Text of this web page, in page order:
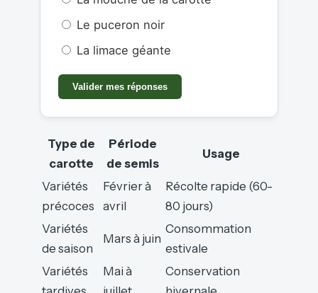
Le puceron noir
La limace géante
Valider mes réponses
Type de
carotte
Période
de semis
Usage
Variétés
précoces
Février à
avril
Récolte rapide (60-
80 jours)
Variétés
de saison
Mars à juin
Consommation
estivale
Variétés
Mai à
Conservation